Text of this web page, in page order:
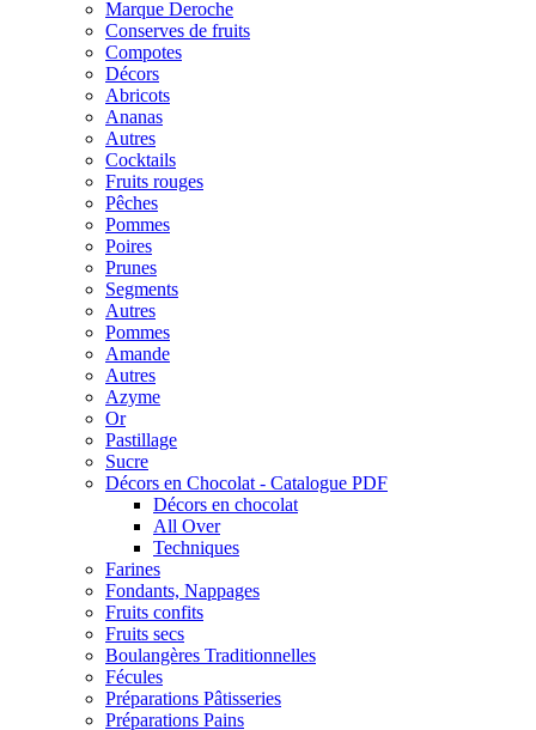
Marque Deroche
Conserves de fruits
Compotes
Décors
Abricots
Ananas
Autres
Cocktails
Fruits rouges
Pêches
Pommes
Poires
Prunes
Segments
Autres
Pommes
Amande
Autres
Azyme
Or
Pastillage
Sucre
Décors en Chocolat - Catalogue PDF
Décors en chocolat
All Over
Techniques
Farines
Fondants, Nappages
Fruits confits
Fruits secs
Boulangères Traditionnelles
Fécules
Préparations Pâtisseries
Préparations Pains